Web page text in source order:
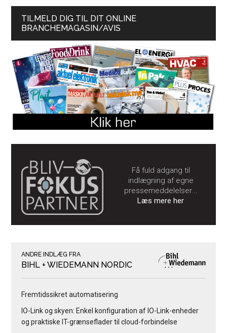
TILMELD DIG TIL DIT ONLINE
BRANCHEMAGASIN/AVIS
Få fuld adgang til
indlægning af egne
pressemeddelelser...
Læs mere her
ANDRE INDLÆG FRA
BIHL + WIEDEMANN NORDIC
Fremtidssikret automatisering
IO-Link og skyen: Enkel konfiguration af IO-Link-enheder
og praktiske IT-grænseflader til cloud-forbindelse